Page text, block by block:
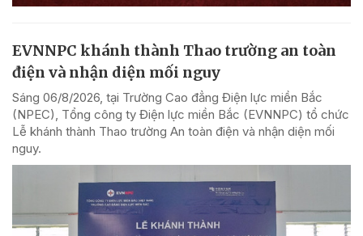
EVNNPC khánh thành Thao trường an toàn
điện và nhận diện mối nguy
Sáng 06/8/2026, tại Trường Cao đẳng Điện lực miền Bắc
(NPEC), Tổng công ty Điện lực miền Bắc (EVNNPC) tổ chức
Lễ khánh thành Thao trường An toàn điện và nhận diện mối
nguy.